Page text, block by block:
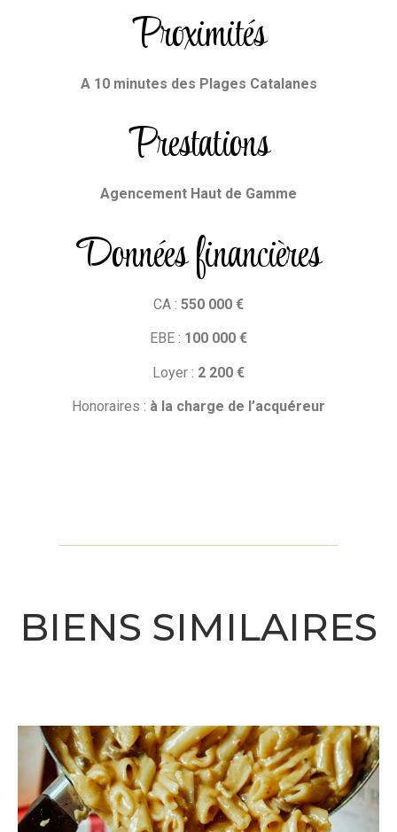
Proximités
A 10 minutes des Plages Catalanes
Prestations
Agencement Haut de Gamme
Données financières
CA : 550 000 €
EBE : 100 000 €
Loyer : 2 200 €
Honoraires : à la charge de l’acquéreur
BIENS SIMILAIRES